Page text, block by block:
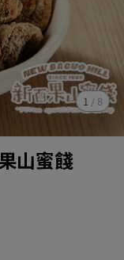
1 / 8
山蜜餞